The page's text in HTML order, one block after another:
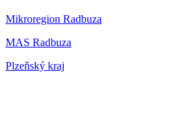
Mikroregion Radbuza
MAS Radbuza
Plzeňský kraj